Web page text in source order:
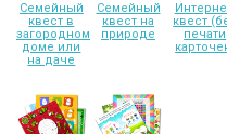
Семейный
квест в
загородном
доме или
на даче
Семейный
квест на
природе
квест
печати